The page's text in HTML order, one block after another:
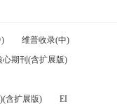
)
维普收录(中)
心期刊(含扩展版)
含扩展版)
EI